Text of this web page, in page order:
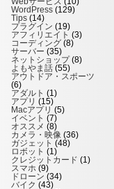
WordPress (129)
Tips (14)
プラグイン (19)
アフィリエイト (3)
コーディング (8)
サーバー (35)
ネットショップ(8)
よもやま話 (55)
アウトドア・スポーツ
(6)
アダルト (1)
アプリ (15)
Macアプリ (5)
イベント (7)
オススメ (8)
カメラ・映像 (36)
ガジェット (48)
ロボット (1)
クレジットカード (1)
スマホ (9)
ドローン (34)
バイク (43)